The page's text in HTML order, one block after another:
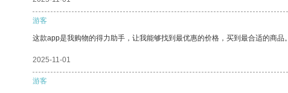
游客
这款app是我购物的得力助手，让我能够找到最优惠的价格，买到最合适的商品。
2025-11-01
游客